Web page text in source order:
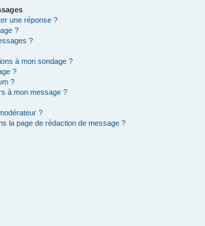
une réponse ?
?
?
à mon sondage ?
?
?
à mon message ?
?
la page de rédaction de message ?